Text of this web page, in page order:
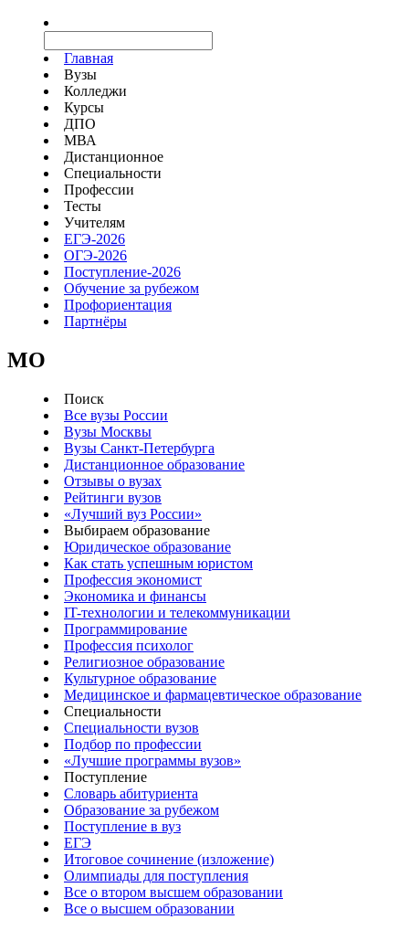
Главная
Вузы
Колледжи
Курсы
ДПО
МВА
Дистанционное
Специальности
Профессии
Тесты
Учителям
ЕГЭ-2026
ОГЭ-2026
Поступление-2026
Обучение за рубежом
Профориентация
Партнёры
MO
Поиск
Все вузы России
Вузы Москвы
Вузы Санкт-Петербурга
Дистанционное образование
Отзывы о вузах
Рейтинги вузов
«Лучший вуз России»
Выбираем образование
Юридическое образование
Как стать успешным юристом
Профессия экономист
Экономика и финансы
IT-технологии и телекоммуникации
Программирование
Профессия психолог
Религиозное образование
Культурное образование
Медицинское и фармацевтическое образование
Специальности
Специальности вузов
Подбор по профессии
«Лучшие программы вузов»
Поступление
Словарь абитуриента
Образование за рубежом
Поступление в вуз
ЕГЭ
Итоговое сочинение (изложение)
Олимпиады для поступления
Все о втором высшем образовании
Все о высшем образовании